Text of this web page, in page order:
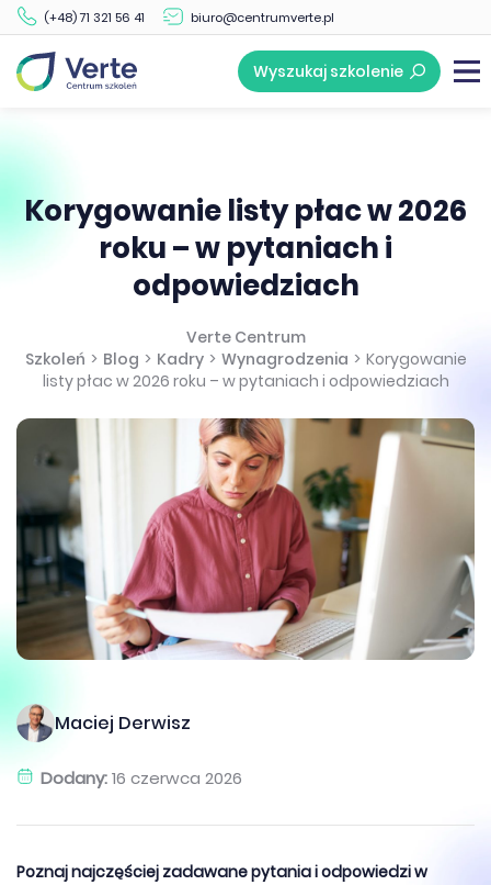
(+48) 71 321 56 41 biuro@centrumverte.pl
Wyszukaj szkolenie
Korygowanie listy płac w 2026
roku – w pytaniach i
odpowiedziach
Verte Centrum
Szkoleń > Blog > Kadry > Wynagrodzenia > Korygowanie
listy płac w 2026 roku – w pytaniach i odpowiedziach
Maciej Derwisz
Dodany:16 czerwca 2026
Poznaj najczęściej zadawane pytania i odpowiedzi w